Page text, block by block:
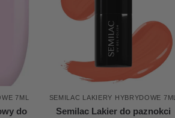
7ML
do
SEMILAC LAKIERY HYBRYDOWE 7ML
Semilac Lakier do paznokci